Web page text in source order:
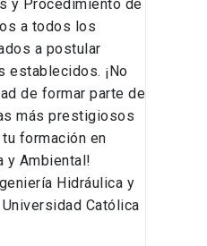
y Procedimiento de
a todos los
a postular
establecidos. ¡No
de formar parte de
más prestigiosos
formación en
y Ambiental!
Hidráulica y
Católica